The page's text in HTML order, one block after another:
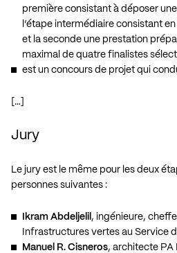
première consistant à déposer
l’étape intermédiaire consistant
et la seconde une prestation
maximal de quatre finalistes
est un concours de projet qui
[…]
Jury
Le jury est le même pour les deux
personnes suivantes :
Ikram Abdeljelil , ingénieure,
Infrastructures vertes au Service
Manuel R. Cisneros, architecte PA